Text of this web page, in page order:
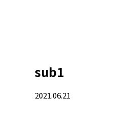
sub1
2021.06.21